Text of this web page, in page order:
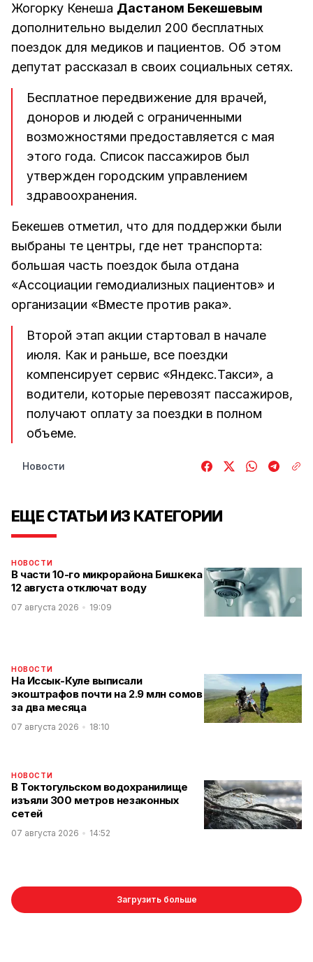
Жогорку Кенеша Дастаном Бекешевым
дополнительно выделил 200 бесплатных
поездок для медиков и пациентов. Об этом
депутат рассказал в своих социальных сетях.
Бесплатное передвижение для врачей,
доноров и людей с ограниченными
возможностями предоставляется с мая
этого года. Список пассажиров был
утвержден городским управлением
здравоохранения.
Бекешев отметил, что для поддержки были
выбраны те центры, где нет транспорта:
большая часть поездок была отдана
«Ассоциации гемодиализных пациентов» и
организации «Вместе против рака».
Второй этап акции стартовал в начале
июля. Как и раньше, все поездки
компенсирует сервис «Яндекс.Такси», а
водители, которые перевозят пассажиров,
получают оплату за поездки в полном
объеме.
Новости
ЕЩЕ СТАТЬИ ИЗ КАТЕГОРИИ
НОВОСТИ
В части 10-го микрорайона Бишкека
12 августа отключат воду
07 августа 2026 19:09
НОВОСТИ
На Иссык-Куле выписали
экоштрафов почти на 2.9 млн сомов
за два месяца
07 августа 2026 18:10
НОВОСТИ
В Токтогульском водохранилище
изъяли 300 метров незаконных
сетей
07 августа 2026 14:52
Загрузить больше